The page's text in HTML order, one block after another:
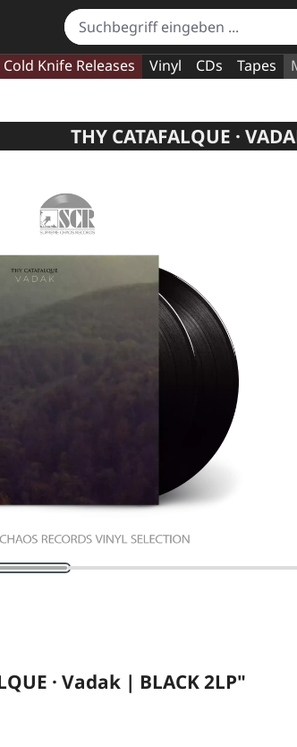
Cold Knife Releases Vinyl CDs Tapes
THY CATAFALQUE ·
· Vadak | BLACK 2LP"